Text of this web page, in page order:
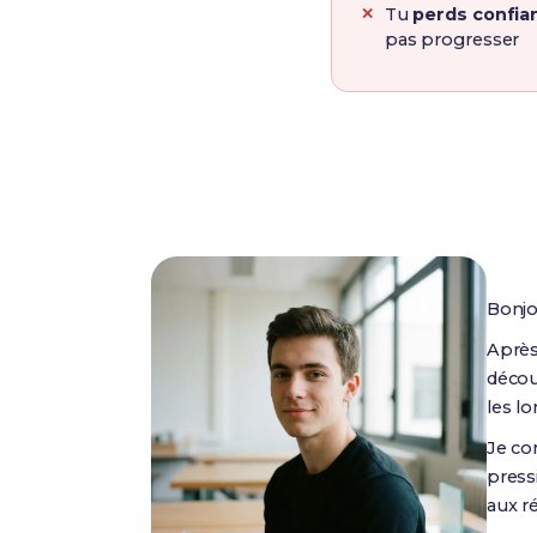
Tu perds
pas progresser
les
Je
aux